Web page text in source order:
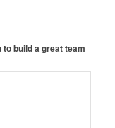
build a great team